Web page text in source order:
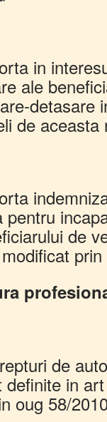
in
ale
detasare
de aceasta
pentru
de
de
in
oug 58/